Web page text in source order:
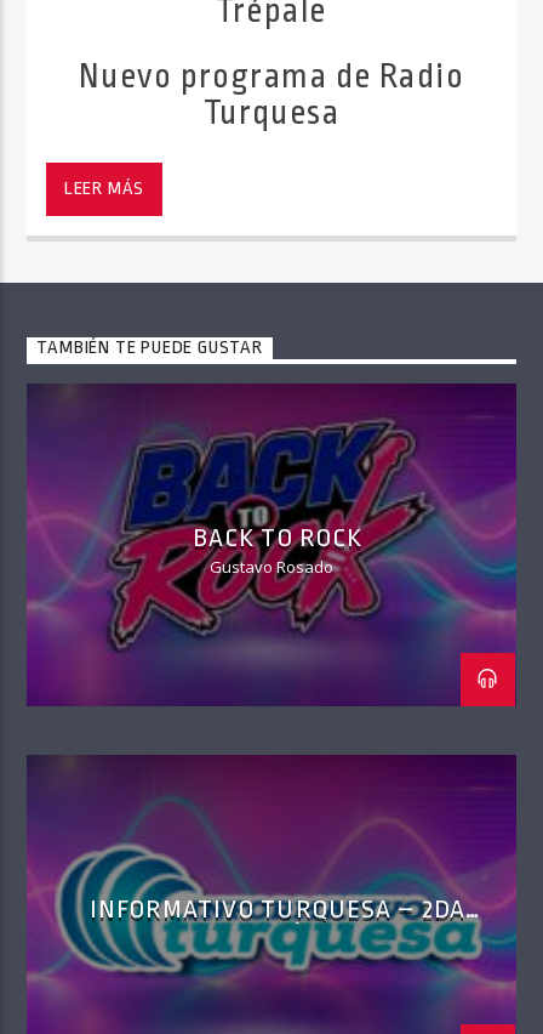
Trépale
Nuevo programa de Radio
Turquesa
LEER MÁS
TAMBIÉN TE PUEDE GUSTAR
BACK TO ROCK
Gustavo Rosado
INFORMATIVO TURQUESA – 2DA
EMISIÓN